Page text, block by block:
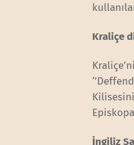
Kraliçe
İngiliz